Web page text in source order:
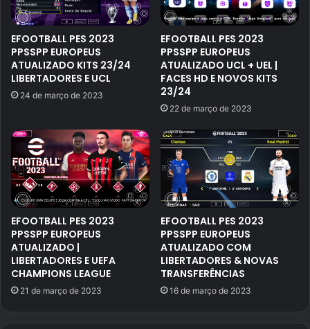
EFOOTBALL PES 2023
PPSSPP EUROPEUS
ATUALIZADO KITS 23/24
LIBERTADORES E UCL
24 de março de 2023
EFOOTBALL PES 2023
PPSSPP EUROPEUS
ATUALIZADO UCL + UEL |
FACES HD E NOVOS KITS
23/24
22 de março de 2023
EFOOTBALL PES 2023
PPSSPP EUROPEUS
ATUALIZADO |
LIBERTADORES E UEFA
CHAMPIONS LEAGUE
21 de março de 2023
EFOOTBALL PES 2023
PPSSPP EUROPEUS
ATUALIZADO COM
LIBERTADORES & NOVAS
TRANSFERÊNCIAS
16 de março de 2023